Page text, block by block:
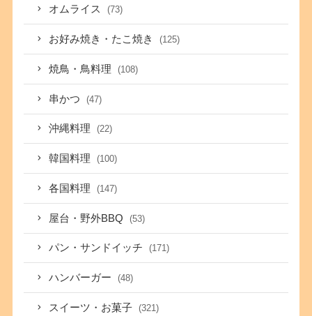
オムライス (73)
お好み焼き・たこ焼き (125)
焼鳥・鳥料理 (108)
串かつ (47)
沖縄料理 (22)
韓国料理 (100)
各国料理 (147)
屋台・野外BBQ (53)
パン・サンドイッチ (171)
ハンバーガー (48)
スイーツ・お菓子 (321)